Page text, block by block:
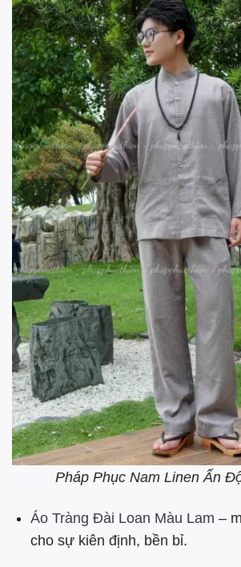
Pháp Phục Nam Linen Ấn
Áo Tràng Đài Loan Màu Lam –
cho sự kiên định, bền bỉ.